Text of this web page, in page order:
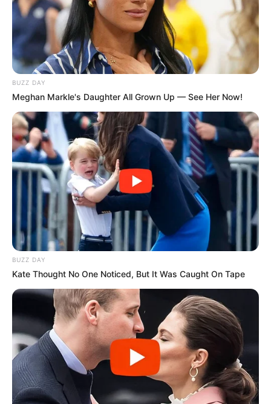
BUZZ DAY
Meghan Markle's Daughter All Grown Up — See Her Now!
BUZZ DAY
Kate Thought No One Noticed, But It Was Caught On Tape